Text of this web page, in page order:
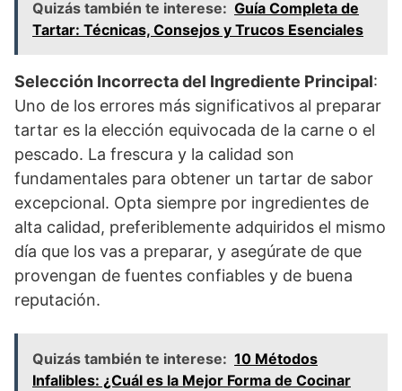
Quizás también te interese: Guía Completa de
Tartar: Técnicas, Consejos y Trucos Esenciales
Selección Incorrecta del Ingrediente Principal:
Uno de los errores más significativos al preparar
tartar es la elección equivocada de la carne o el
pescado. La frescura y la calidad son
fundamentales para obtener un tartar de sabor
excepcional. Opta siempre por ingredientes de
alta calidad, preferiblemente adquiridos el mismo
día que los vas a preparar, y asegúrate de que
provengan de fuentes confiables y de buena
reputación.
Quizás también te interese: 10 Métodos
Infalibles: ¿Cuál es la Mejor Forma de Cocinar